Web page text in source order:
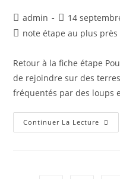
admin
14
note étape au plus près
Retour à la fiche étape
de rejoindre sur des
fréquentés par des loups
Continuer La Lecture